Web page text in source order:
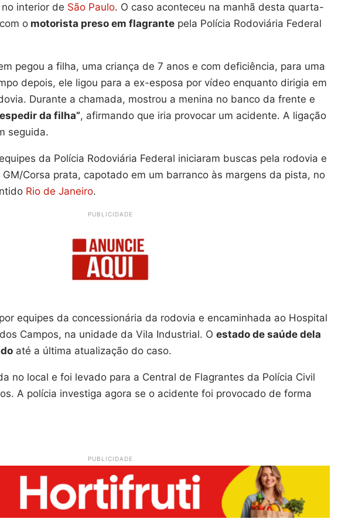
interior de São Paulo. O caso aconteceu na manhã desta quarta-
o motorista preso em flagrante pela Polícia Rodoviária Federal
pegou a filha, uma criança de 7 anos e com deficiência, para uma
depois, ele ligou para a ex-esposa por vídeo enquanto dirigia em
Durante a chamada, mostrou a menina no banco da frente e
da filha”, afirmando que iria provocar um acidente. A ligação
seguida.
da Polícia Rodoviária Federal iniciaram buscas pela rodovia e
Corsa prata, capotado em um barranco às margens da pista, no
Rio de Janeiro.
PUBLICIDADE
equipes da concessionária da rodovia e encaminhada ao Hospital
Campos, na unidade da Vila Industrial. O estado de saúde dela
até a última atualização do caso.
no local e foi levado para a Central de Flagrantes da Polícia Civil
A polícia investiga agora se o acidente foi provocado de forma
PUBLICIDADE